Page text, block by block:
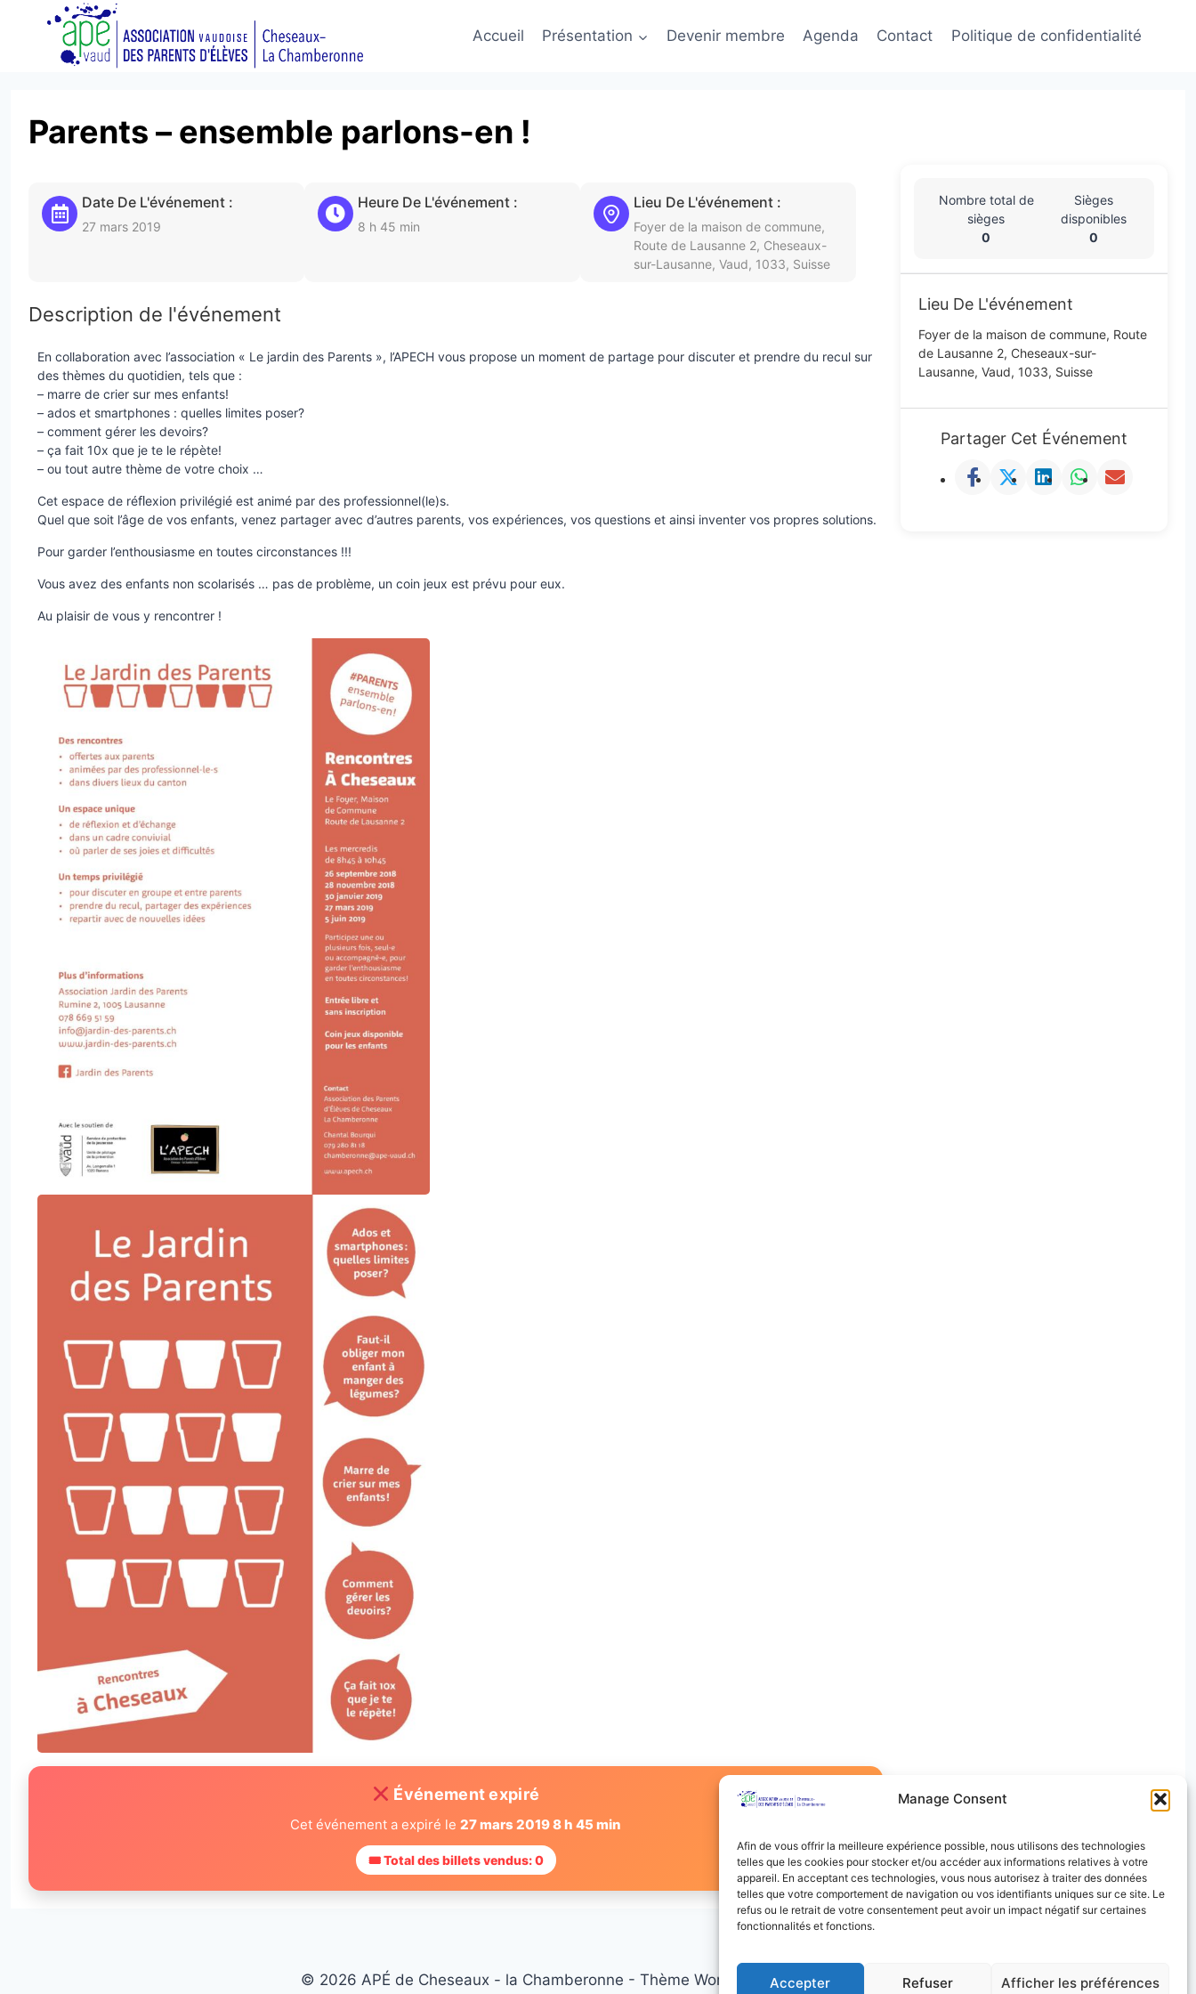
Manage Consent
Afin de vous offrir la meilleure expérience possible, nous utilisons des technologies
telles que les cookies pour stocker et/ou accéder aux informations relatives à votre
appareil. En acceptant ces technologies, vous nous autorisez à traiter des données
telles que votre comportement de navigation ou vos identifiants uniques sur ce site. Le
refus ou le retrait de votre consentement peut avoir un impact négatif sur certaines
fonctionnalités et fonctions.
Accepter Refuser Afficher les préférences
Accueil Présentation Devenir membre Agenda Contact Politique de confidentialité​
Parents – ensemble parlons-en !
Date De L'événement :
27 mars 2019
Heure De L'événement :
8 h 45 min
Lieu De L'événement :
Foyer de la maison de commune,
Route de Lausanne 2, Cheseaux-
sur-Lausanne, Vaud, 1033, Suisse
Description de l'événement
En collaboration avec l’association « Le jardin des Parents », l’APECH vous propose un moment de partage pour discuter et prendre du recul sur
des thèmes du quotidien, tels que :
– marre de crier sur mes enfants!
– ados et smartphones : quelles limites poser?
– comment gérer les devoirs?
– ça fait 10x que je te le répète!
– ou tout autre thème de votre choix …
Cet espace de réﬂexion privilégié est animé par des professionnel(le)s.
Quel que soit l’âge de vos enfants, venez partager avec d’autres parents, vos expériences, vos questions et ainsi inventer vos propres solutions.
Pour garder l’enthousiasme en toutes circonstances !!!
Vous avez des enfants non scolarisés … pas de problème, un coin jeux est prévu pour eux.
Au plaisir de vous y rencontrer !
Événement expiré
Cet événement a expiré le 27 mars 2019 8 h 45 min
🎟 Total des billets vendus: 0
Nombre total de
sièges
0
Sièges
disponibles
0
Lieu De L'événement
Foyer de la maison de commune, Route
de Lausanne 2, Cheseaux-sur-
Lausanne, Vaud, 1033, Suisse
Partager Cet Événement
© 2026 APÉ de Cheseaux - la Chamberonne - Thème WordPress parKadence WP